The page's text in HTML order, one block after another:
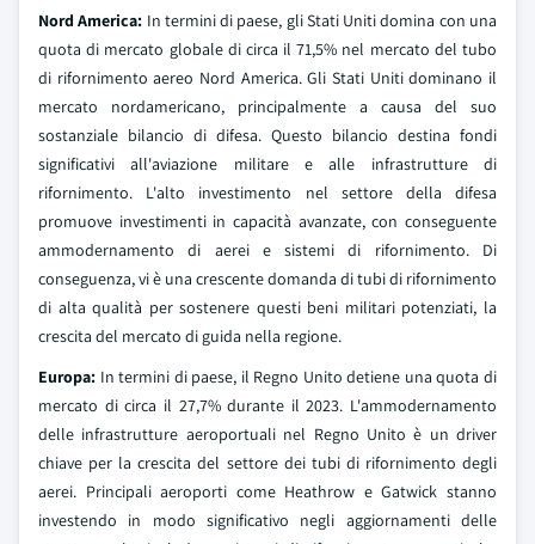
Nord America: In termini di paese, gli Stati Uniti domina con una
quota di mercato globale di circa il 71,5% nel mercato del tubo
di rifornimento aereo Nord America. Gli Stati Uniti dominano il
mercato nordamericano, principalmente a causa del suo
sostanziale bilancio di difesa. Questo bilancio destina fondi
significativi all'aviazione militare e alle infrastrutture di
rifornimento. L'alto investimento nel settore della difesa
promuove investimenti in capacità avanzate, con conseguente
ammodernamento di aerei e sistemi di rifornimento. Di
conseguenza, vi è una crescente domanda di tubi di rifornimento
di alta qualità per sostenere questi beni militari potenziati, la
crescita del mercato di guida nella regione.
Europa: In termini di paese, il Regno Unito detiene una quota di
mercato di circa il 27,7% durante il 2023. L'ammodernamento
delle infrastrutture aeroportuali nel Regno Unito è un driver
chiave per la crescita del settore dei tubi di rifornimento degli
aerei. Principali aeroporti come Heathrow e Gatwick stanno
investendo in modo significativo negli aggiornamenti delle